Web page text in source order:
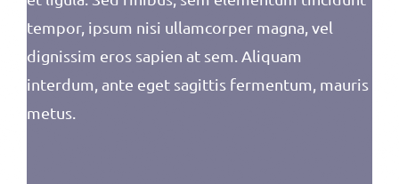
tempor, ipsum nisi ullamcorper magna, vel
dignissim eros sapien at sem. Aliquam
interdum, ante eget sagittis fermentum, mauris
metus.